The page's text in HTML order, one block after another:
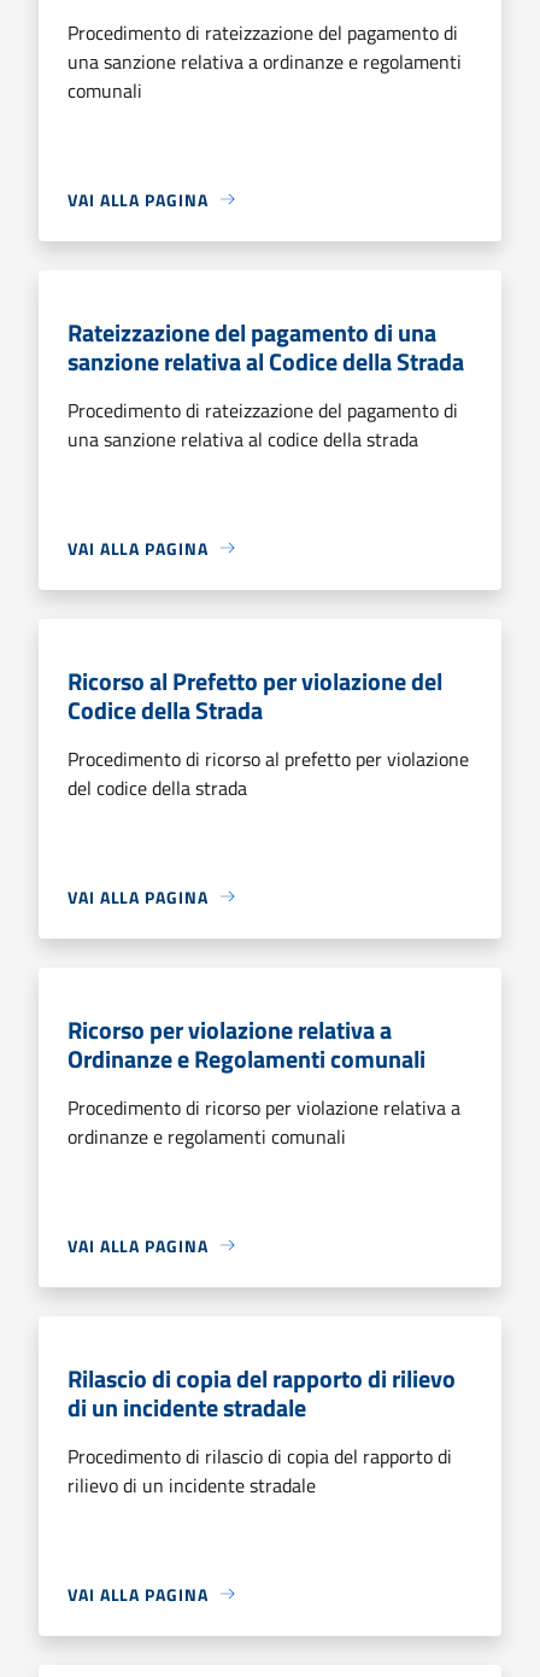
Procedimento di rateizzazione del pagamento di
una sanzione relativa a ordinanze e regolamenti
comunali
VAI ALLA PAGINA
Rateizzazione del pagamento di una
sanzione relativa al Codice della Strada
Procedimento di rateizzazione del pagamento di
una sanzione relativa al codice della strada
VAI ALLA PAGINA
Ricorso al Prefetto per violazione del
Codice della Strada
Procedimento di ricorso al prefetto per violazione
del codice della strada
VAI ALLA PAGINA
Ricorso per violazione relativa a
Ordinanze e Regolamenti comunali
Procedimento di ricorso per violazione relativa a
ordinanze e regolamenti comunali
VAI ALLA PAGINA
Rilascio di copia del rapporto di rilievo
di un incidente stradale
Procedimento di rilascio di copia del rapporto di
rilievo di un incidente stradale
VAI ALLA PAGINA